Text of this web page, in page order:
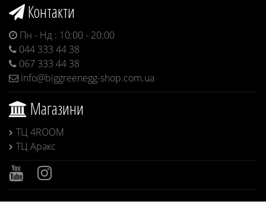
Контакти
Пн - Нд : 10:00 - 20:00
044 333 44 38
067 333 44 38
info@biggreenegg-shop.com.ua
Магазини
ТЦ 4ROOM
ТЦ Аракс